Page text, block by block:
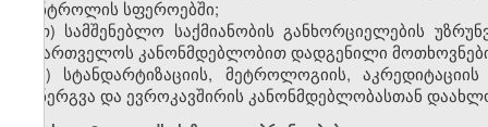
კონტროლის სფეროებში;
თ) სამშენებლო საქმიანობის განხორციელების
საქართველოს კანონმდებლობით დადგენილი მოთხოვნ
ი)
სტანდარტიზაციის, მეტროლოგიის,
დანერგვა და ევროკავშირის კანონმდებლობასთან